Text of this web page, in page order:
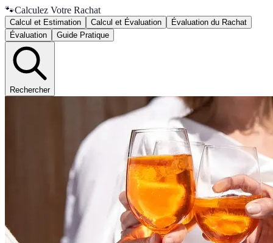
🐾Calculez Votre Rachat
Calcul et Estimation Calcul et Évaluation
Évaluation du Rachat
Évaluation
Guide Pratique
Rechercher